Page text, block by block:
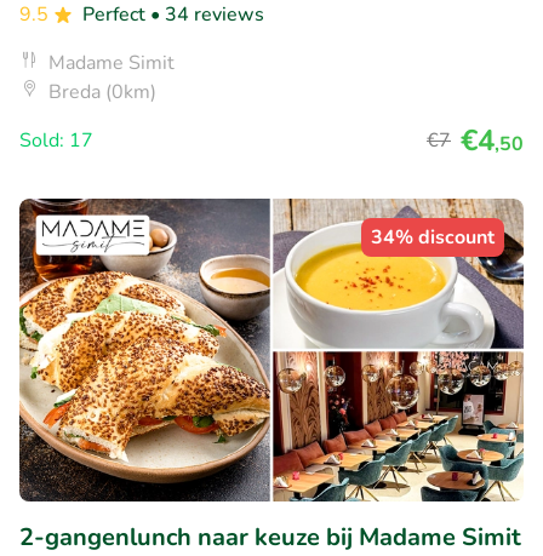
9.5
Perfect • 34 reviews
Madame Simit
Breda (0km)
Sold: 17
€7 €4,50
34% discount
2-gangenlunch naar keuze bij Madame Simit